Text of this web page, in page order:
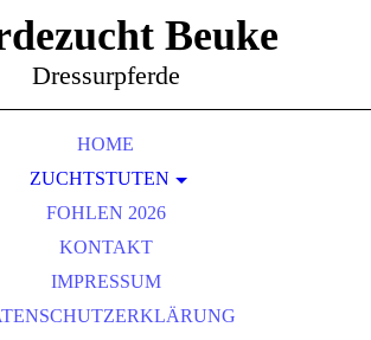
Beuke
Dressurpferde
HOME
ZUCHTSTUTEN
- WOLKENSTEIN II
FELICIA - FALSTERBO
SERAFINA - SCOLARI
BONA DEA - BON BRAVOUR
FOHLEN 2026
KONTAKT
IMPRESSUM